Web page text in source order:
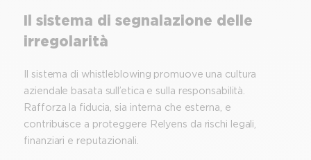
Il sistema di segnalazione delle
irregolarità
Il sistema di whistleblowing promuove una cultura
aziendale basata sull’etica e sulla responsabilità.
Rafforza la fiducia, sia interna che esterna, e
contribuisce a proteggere Relyens da rischi legali,
finanziari e reputazionali.